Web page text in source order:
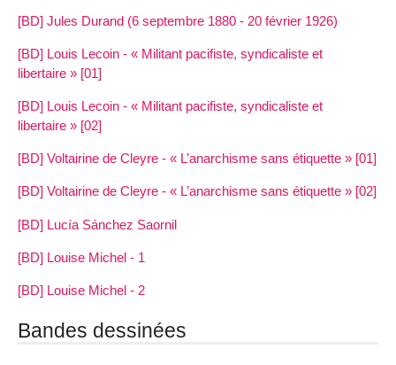
[BD] Jules Durand (6 septembre 1880 - 20 février 1926)
[BD] Louis Lecoin - « Militant pacifiste, syndicaliste et
libertaire » [01]
[BD] Louis Lecoin - « Militant pacifiste, syndicaliste et
libertaire » [02]
[BD] Voltairine de Cleyre - « L’anarchisme sans étiquette » [01]
[BD] Voltairine de Cleyre - « L’anarchisme sans étiquette » [02]
[BD] Lucía Sánchez Saornil
[BD] Louise Michel - 1
[BD] Louise Michel - 2
Bandes dessinées